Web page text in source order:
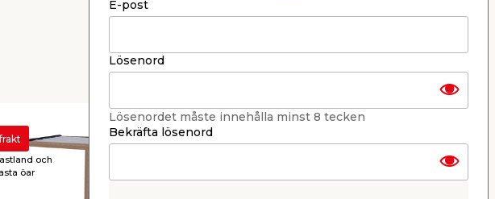
och
öar
Fri frakt
Till fastland
E-post
Lösenord
Lösenordet måste innehålla minst 8 tecken
Bekräfta lösenord